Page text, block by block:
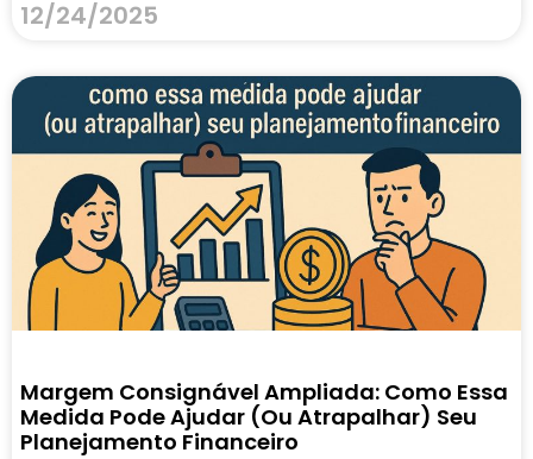
12/24/2025
Margem Consignável Ampliada: Como Essa
Medida Pode Ajudar (ou Atrapalhar) Seu
Planejamento Financeiro